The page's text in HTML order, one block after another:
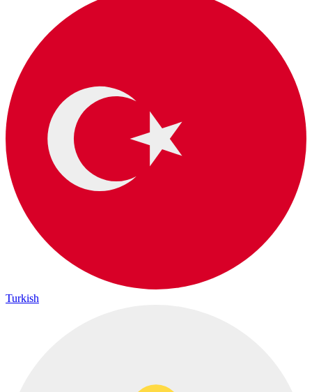
Turkish